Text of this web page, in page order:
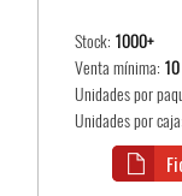
Stock: 1000+
Venta mínima: 10
Unidades por
Unidades por caja: